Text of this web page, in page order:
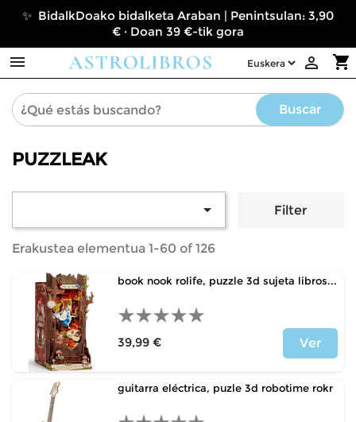
✨ BidalkDoako bidalketa Araban | Penintsulan: 3,90
€ · Doan 39 €-tik gora
 shopping_cart

Buscar
PUZZLEAK
 Filter
Erakustea elementua 1-60 of 126
book nook rolife, puzzle 3d sujeta libros...
39,99 €
Ver
guitarra eléctrica, puzle 3d robotime rokr